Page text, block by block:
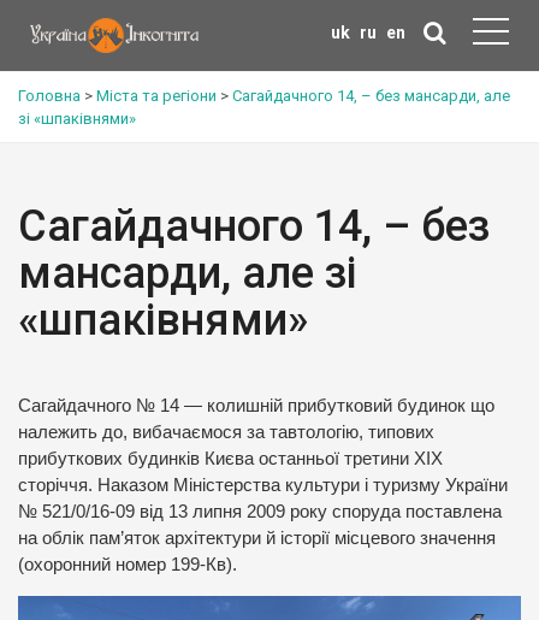
uk ru en
Головна > Міста та регіони > Сагайдачного 14, – без мансарди, але
зі «шпаківнями»
Сагайдачного 14, – без
мансарди, але зі
«шпаківнями»
Сагайдачного № 14 — колишній прибутковий будинок що
належить до, вибачаємося за тавтологію, типових
прибуткових будинків Києва останньої третини XIX
сторіччя. Наказом Міністерства культури і туризму України
№ 521/0/16-09 від 13 липня 2009 року споруда поставлена
на облік пам’яток архітектури й історії місцевого значення
(охоронний номер 199-Кв).